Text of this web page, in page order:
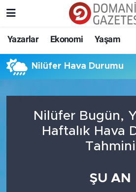
Yazarlar Ekonomi Yaşam
Nilüfer Hava Durumu
Nilüfer Bugün,
Haftalık Hava
Tahmini
ŞU AN